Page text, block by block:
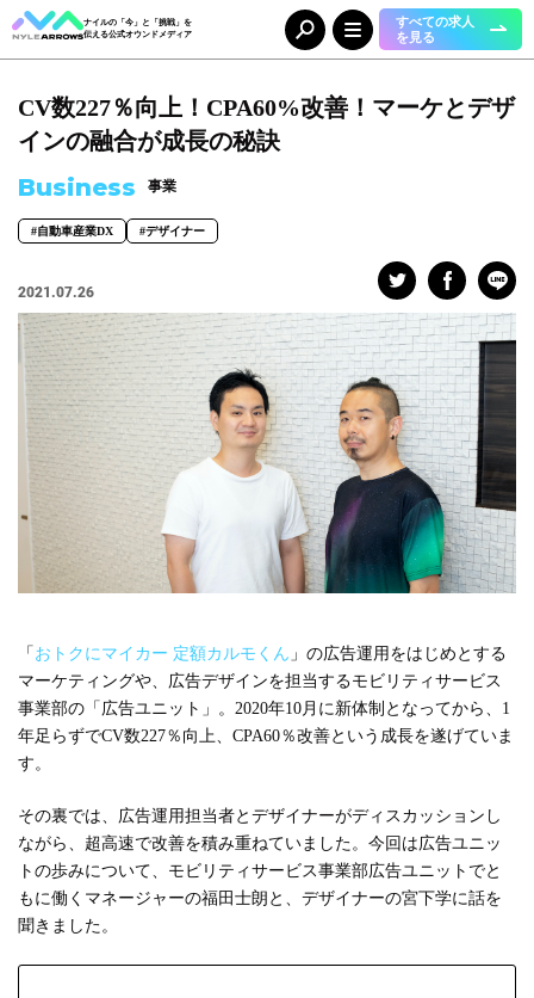
ナイルの「今」と「挑戦」を
伝える公式オウンドメディア
すべての求人
を見る
Category
事業部
#DX＆マーケティング #コーポレート本部 #メディア＆ソリューション
#人事本部 #自動車産業DX
職種
#エンジニア #カスタマーサクセス #コンサルタント #セールス
#デザイナー #バックオフィス #マーケター #事業開発 #人事
#新卒 #経営
#人事からのメッセージ #安心をつくる仕組み #社内異動
注目の記事
い、模範解答ではない「本音」
2023.08.01
CV数227％向上！CPA60%改善！マーケとデザ
インの融合が成長の秘訣
Business 事業
#自動車産業DX #デザイナー
2021.07.26
「 おトクにマイカー 定額カルモくん 」の広告運用をはじめとする
マーケティングや、広告デザインを担当するモビリティサービス
事業部の「広告ユニット」。2020年10月に新体制となってから、1
年足らずでCV数227％向上、CPA60％改善という成長を遂げていま
す。
その裏では、広告運用担当者とデザイナーがディスカッションし
ながら、超高速で改善を積み重ねていました。今回は広告ユニッ
トの歩みについて、モビリティサービス事業部広告ユニットでと
もに働くマネージャーの福田士朗と、デザイナーの宮下学に話を
聞きました。